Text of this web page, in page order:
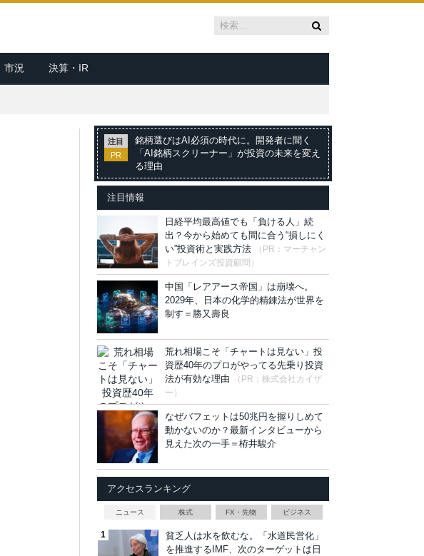
市況 決算・IR
注目
PR
銘柄選びはAI必須の時代に。開発者に聞く
「AI銘柄スクリーナー」が投資の未来を変え
る理由
注目情報
日経平均最高値でも「負ける人」続
出？今から始めても間に合う“損しにく
い”投資術と実践方法
（PR：マーチャン
トブレインズ投資顧問）
中国「レアアース帝国」は崩壊へ。
2029年、日本の化学的精錬法が世界を
制す＝勝又壽良
荒れ相場こそ「チャートは見ない」投
資歴40年のプロがやってる先乗り投資
法が有効な理由
（PR：株式会社カイザ
ー）
なぜバフェットは50兆円を握りしめて
動かないのか？最新インタビューから
見えた次の一手＝栫井駿介
アクセスランキング
ニュース 株式 FX・先物 ビジネス
貧乏人は水を飲むな。「水道民営化」
を推進するIMF、次のターゲットは日